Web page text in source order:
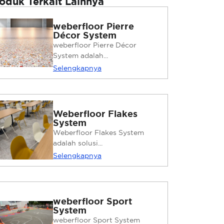
weberfloor Pierre
Décor System
weberfloor Pierre Décor
System adalah...
Selengkapnya
Weberfloor Flakes
System
Weberfloor Flakes System
adalah solusi...
Selengkapnya
weberfloor Sport
System
weberfloor Sport System